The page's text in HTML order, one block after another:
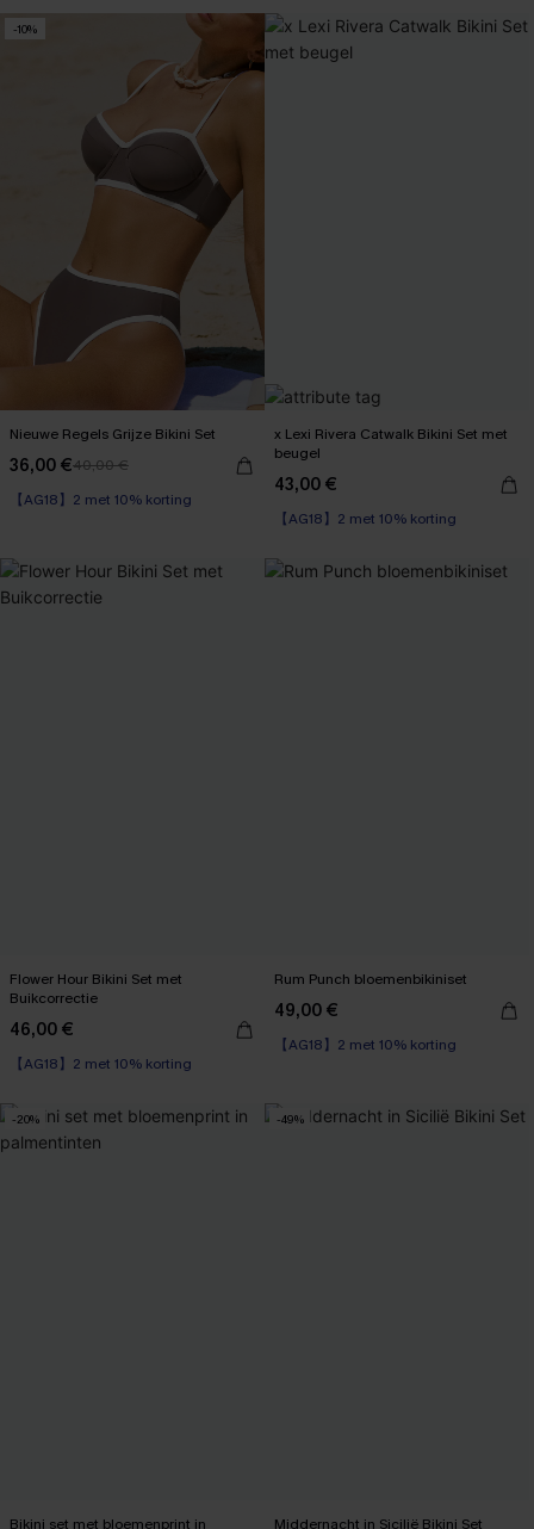
-10%
Nieuwe Regels Grijze Bikini Set
36,00 €40,00 €
【AG18】2 met 10% korting
High Waist
x Lexi Rivera Catwalk Bikini Set met
beugel
43,00 €
【AG18】2 met 10% korting
Op voorraad
Flower Hour Bikini Set met
Buikcorrectie
46,00 €
【AG18】2 met 10% korting
Cup B-D
Rum Punch bloemenbikiniset
49,00 €
【AG18】2 met 10% korting
High Waist
-20%
Bikini set met bloemenprint in
-49%
Middernacht in Sicilië Bikini Set